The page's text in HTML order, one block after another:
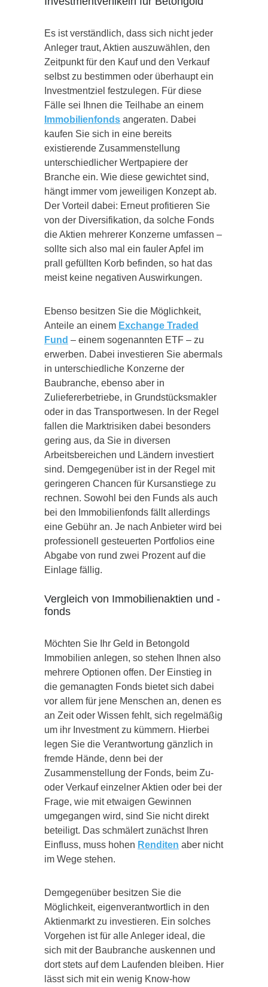
Es ist verständlich, dass sich nicht jeder
Anleger traut, Aktien auszuwählen, den
Zeitpunkt für den Kauf und den Verkauf
selbst zu bestimmen oder überhaupt ein
Investmentziel festzulegen. Für diese
Fälle sei Ihnen die Teilhabe an einem
Immobilienfonds angeraten. Dabei
kaufen Sie sich in eine bereits
existierende Zusammenstellung
unterschiedlicher Wertpapiere der
Branche ein. Wie diese gewichtet sind,
hängt immer vom jeweiligen Konzept ab.
Der Vorteil dabei: Erneut profitieren Sie
von der Diversifikation, da solche Fonds
die Aktien mehrerer Konzerne umfassen –
sollte sich also mal ein fauler Apfel im
prall gefüllten Korb befinden, so hat das
meist keine negativen Auswirkungen.
Ebenso besitzen Sie die Möglichkeit,
Anteile an einem Exchange Traded
Fund – einem sogenannten ETF – zu
erwerben. Dabei investieren Sie abermals
in unterschiedliche Konzerne der
Baubranche, ebenso aber in
Zuliefererbetriebe, in Grundstücksmakler
oder in das Transportwesen. In der Regel
fallen die Marktrisiken dabei besonders
gering aus, da Sie in diversen
Arbeitsbereichen und Ländern investiert
sind. Demgegenüber ist in der Regel mit
geringeren Chancen für Kursanstiege zu
rechnen. Sowohl bei den Funds als auch
bei den Immobilienfonds fällt allerdings
eine Gebühr an. Je nach Anbieter wird bei
professionell gesteuerten Portfolios eine
Abgabe von rund zwei Prozent auf die
Einlage fällig.
Vergleich von Immobilienaktien und -
fonds
Möchten Sie Ihr Geld in Betongold
Immobilien anlegen, so stehen Ihnen also
mehrere Optionen offen. Der Einstieg in
die gemanagten Fonds bietet sich dabei
vor allem für jene Menschen an, denen es
an Zeit oder Wissen fehlt, sich regelmäßig
um ihr Investment zu kümmern. Hierbei
legen Sie die Verantwortung gänzlich in
fremde Hände, denn bei der
Zusammenstellung der Fonds, beim Zu-
oder Verkauf einzelner Aktien oder bei der
Frage, wie mit etwaigen Gewinnen
umgegangen wird, sind Sie nicht direkt
beteiligt. Das schmälert zunächst Ihren
Einfluss, muss hohen Renditen aber nicht
im Wege stehen.
Demgegenüber besitzen Sie die
Möglichkeit, eigenverantwortlich in den
Aktienmarkt zu investieren. Ein solches
Vorgehen ist für alle Anleger ideal, die
sich mit der Baubranche auskennen und
dort stets auf dem Laufenden bleiben. Hier
lässt sich mit ein wenig Know-how